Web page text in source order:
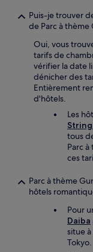
Puis-je trouver
de Parc à thème
Oui, vous
tarifs de
vérifier la date
dénicher des
Entièrement
d'hôtels.
Les
tous
Parc
ces
Parc à thème
hôtels
Pour
Daiba
situe
Tokyo.